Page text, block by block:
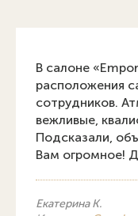
В салоне
расположения
сотрудников.
вежливые,
Подсказали,
Вам огромное!
Екатерина К.